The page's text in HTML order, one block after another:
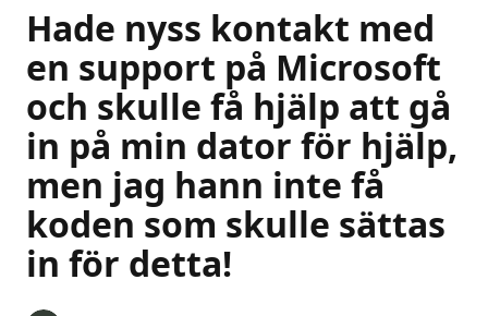
Hade nyss kontakt med
en support på Microsoft
och skulle få hjälp att gå
in på min dator för hjälp,
men jag hann inte få
koden som skulle sättas
in för detta!